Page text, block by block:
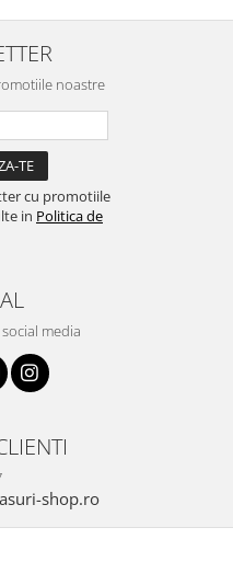
noastre
cu promotiile
in Politica de
media
shop.ro